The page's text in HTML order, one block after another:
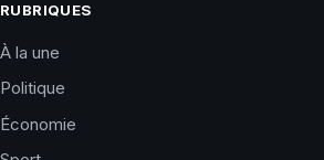
RUBRIQUES
À la une
Politique
Économie